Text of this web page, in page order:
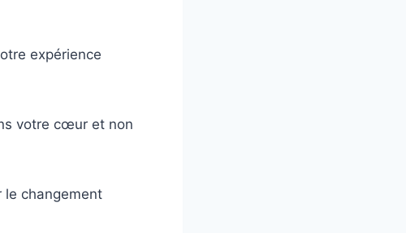
expérience
votre cœur et non
le changement